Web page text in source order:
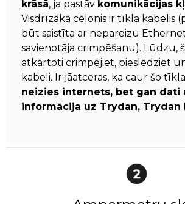
krāsā, ja pastāv komunikācijas
Visdrīzākā cēlonis ir tīkla kabelis
būt saistīta ar nepareizu
savienotāja crimpēšanu). Lūdzu,
atkārtoti crimpējiet, pieslēdziet
kabeli. Ir jāatceras, ka caur šo
neizies internets, bet gan dati
informācija uz Trydan, Trydan